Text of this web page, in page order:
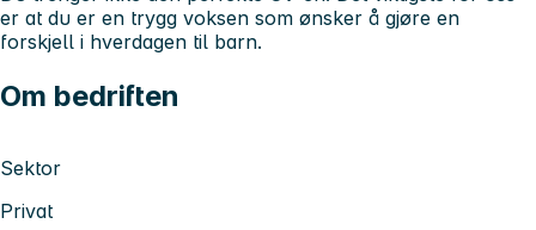
er at du er en trygg voksen som ønsker å gjøre en
forskjell i hverdagen til barn.
Om bedriften
Sektor
Privat